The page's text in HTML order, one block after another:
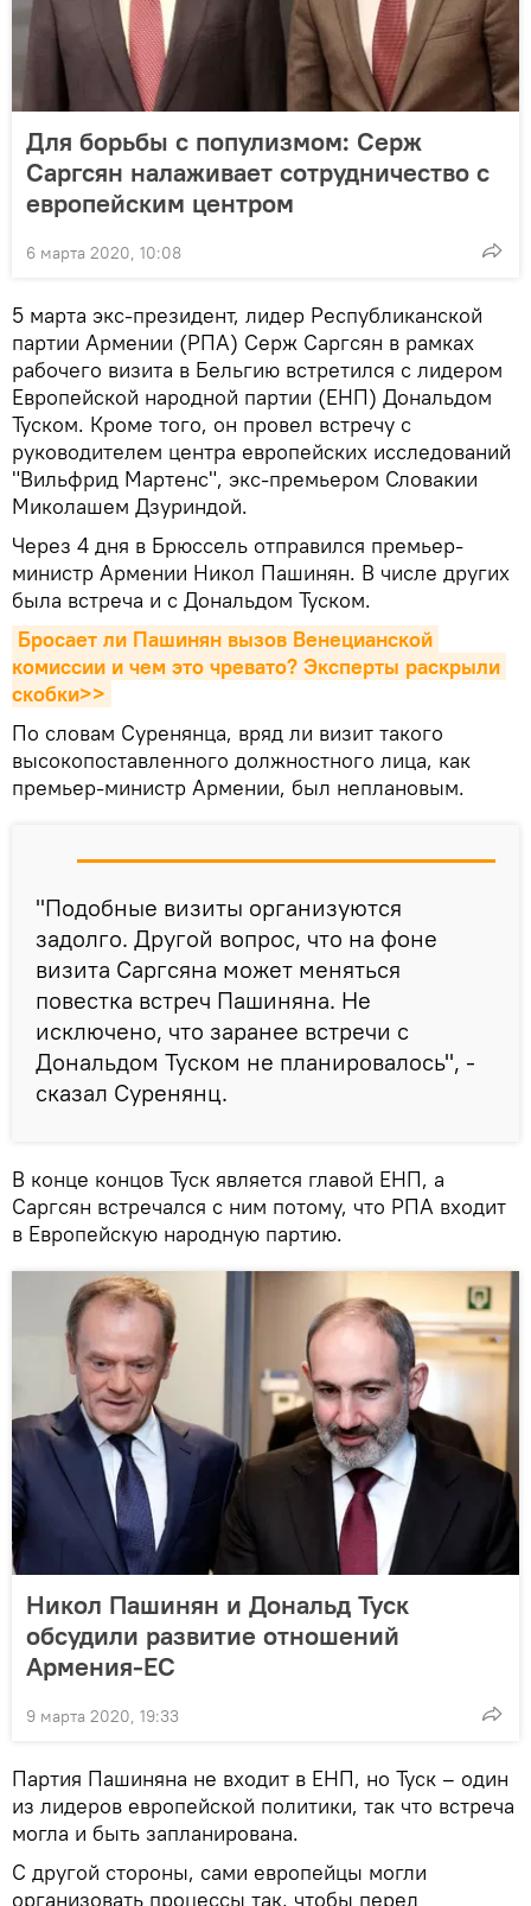
Для борьбы с популизмом: Серж
Саргсян налаживает сотрудничество с
европейским центром
6 марта 2020, 10:08
5 марта экс-президент, лидер Республиканской
партии Армении (РПА) Серж Саргсян в рамках
рабочего визита в Бельгию встретился с лидером
Европейской народной партии (ЕНП) Дональдом
Туском. Кроме того, он провел встречу с
руководителем центра европейских исследований
"Вильфрид Мартенс", экс-премьером Словакии
Миколашем Дзуриндой.
Через 4 дня в Брюссель отправился премьер-
министр Армении Никол Пашинян. В числе других
была встреча и с Дональдом Туском.
Бросает ли Пашинян вызов Венецианской
комиссии и чем это чревато? Эксперты раскрыли
скобки>>
По словам Суренянца, вряд ли визит такого
высокопоставленного должностного лица, как
премьер-министр Армении, был неплановым.
"Подобные визиты организуются
задолго. Другой вопрос, что на фоне
визита Саргсяна может меняться
повестка встреч Пашиняна. Не
исключено, что заранее встречи с
Дональдом Туском не планировалось", -
сказал Суренянц.
В конце концов Туск является главой ЕНП, а
Саргсян встречался с ним потому, что РПА входит
в Европейскую народную партию.
Никол Пашинян и Дональд Туск
обсудили развитие отношений
Армения-ЕС
9 марта 2020, 19:33
Партия Пашиняна не входит в ЕНП, но Туск – один
из лидеров европейской политики, так что встреча
могла и быть запланирована.
С другой стороны, сами европейцы могли
организовать процессы так, чтобы перед